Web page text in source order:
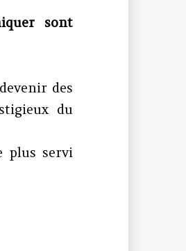
sont
des
du
plus servi